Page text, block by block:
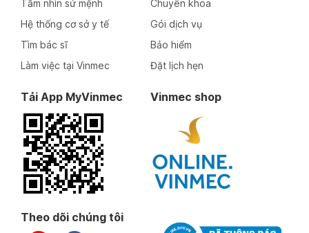
Tầm nhìn sứ mệnh
Hệ thống cơ sở y tế
Tìm bác sĩ
Làm việc tại Vinmec
Chuyên khoa
Gói dịch vụ
Bảo hiểm
Đặt lịch hẹn
Tải App MyVinmec Vinmec shop
Theo dõi chúng tôi